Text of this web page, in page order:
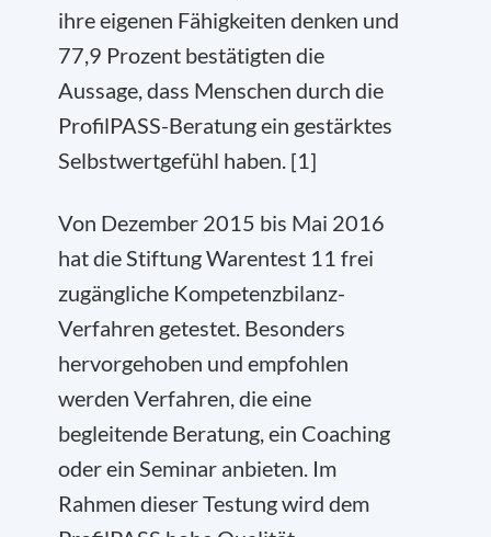
ihre eigenen Fähigkeiten denken und
77,9 Prozent bestätigten die
Aussage, dass Menschen durch die
ProfilPASS-Beratung ein gestärktes
Selbstwertgefühl haben. [1]
Von Dezember 2015 bis Mai 2016
hat die Stiftung Warentest 11 frei
zugängliche Kompetenzbilanz-
Verfahren getestet. Besonders
hervorgehoben und empfohlen
werden Verfahren, die eine
begleitende Beratung, ein Coaching
oder ein Seminar anbieten. Im
Rahmen dieser Testung wird dem